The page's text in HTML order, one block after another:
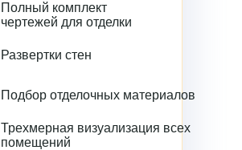
Полный комплект
чертежей для отделки
Развертки стен
Подбор отделочных материалов
Трехмерная визуализация всех
помещений